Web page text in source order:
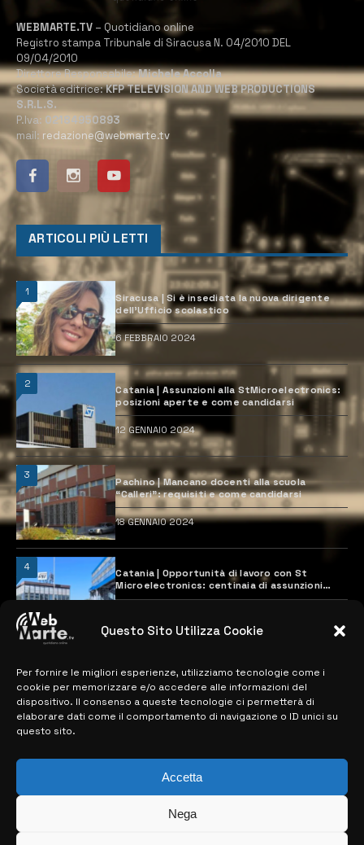
Questo Sito Utilizza Cookie
Per fornire le migliori esperienze, utilizziamo tecnologie come i
cookie per memorizzare e/o accedere alle informazioni del
dispositivo. Il consenso a queste tecnologie ci permetterà di
elaborare dati come il comportamento di navigazione o ID unici su
questo sito.
Accetta
Nega
WEBMARTE.TV – Quotidiano online
Registro stampa Tribunale di Siracusa N. 04/2010 DEL
09/04/2010
Direttore Responsabile:Michele Accolla
Società editrice:KFP TELEVISION AND WEB PRODUCTIONS
S.R.L.S.
P.Iva: 02184950893
mail: redazione@webmarte.tv
ARTICOLI PIÙ LETTI
1
Siracusa | Si è insediata la nuova dirigente
dell’Ufficio scolastico
6 FEBBRAIO 2024
2
Catania | Assunzioni alla StMicroelectronics:
posizioni aperte e come candidarsi
12 GENNAIO 2024
3
Pachino | Mancano docenti alla scuola
“Calleri”: requisiti e come candidarsi
18 GENNAIO 2024
4
Catania | Opportunità di lavoro con St
Microelectronics: centinaia di assunzioni
previste
MAPPA DEL SITO
> NOTIZIE